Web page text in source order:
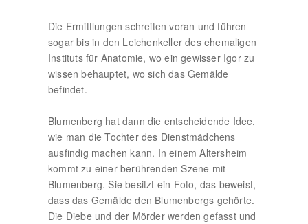
Die Ermittlungen schreiten voran und führen
sogar bis in den Leichenkeller des ehemaligen
Instituts für Anatomie, wo ein gewisser Igor zu
wissen behauptet, wo sich das Gemälde
befindet.
Blumenberg hat dann die entscheidende Idee,
wie man die Tochter des Dienstmädchens
ausfindig machen kann. In einem Altersheim
kommt zu einer berührenden Szene mit
Blumenberg. Sie besitzt ein Foto, das beweist,
dass das Gemälde den Blumenbergs gehörte.
Die Diebe und der Mörder werden gefasst und